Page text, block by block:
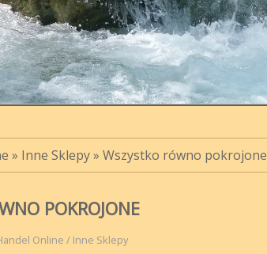
» Inne Sklepy» Wszystko równo pokrojone
POKROJONE
Online / Inne Sklepy